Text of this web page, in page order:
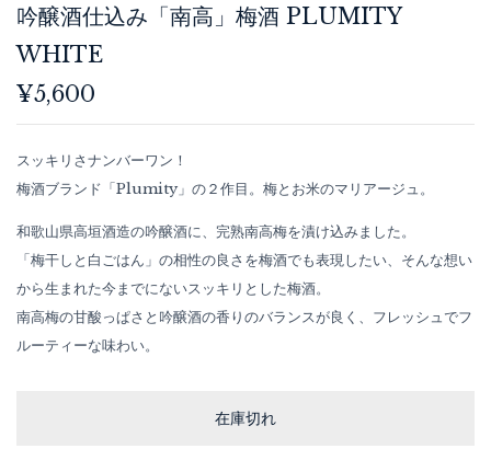
吟醸酒仕込み「南高」梅酒 PLUMITY
WHITE
¥5,600
スッキリさナンバーワン！
梅酒ブランド「Plumity」の２作目。梅とお米のマリアージュ。
和歌山県高垣酒造の吟醸酒に、完熟南高梅を漬け込みました。
「梅干しと白ごはん」の相性の良さを梅酒でも表現したい、そんな想い
から生まれた今までにないスッキリとした梅酒。
南高梅の甘酸っぱさと吟醸酒の香りのバランスが良く、フレッシュでフ
ルーティーな味わい。
在庫切れ